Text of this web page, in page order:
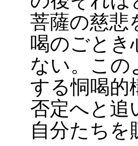
菩薩の慈悲
喝のごとき
ない。この
する恫喝的
否定へと追
自分たち